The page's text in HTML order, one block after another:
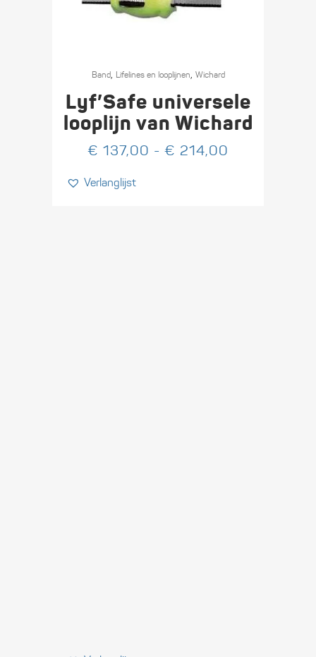
heeft
meerdere
variaties.
kan
Band, Lifelines en looplijnen, Wichard
Lyf’Safe universele
looplijn van Wichard
€ 137,00 - € 214,00
Verlanglijst